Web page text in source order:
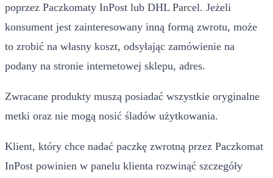
poprzez Paczkomaty InPost lub DHL Parcel. Jeżeli
konsument jest zainteresowany inną formą zwrotu, może
to zrobić na własny koszt, odsyłając zamówienie na
podany na stronie internetowej sklepu, adres.
Zwracane produkty muszą posiadać wszystkie oryginalne
metki oraz nie mogą nosić śladów użytkowania.
Klient, który chce nadać paczkę zwrotną przez Paczkomat
InPost powinien w panelu klienta rozwinąć szczegóły